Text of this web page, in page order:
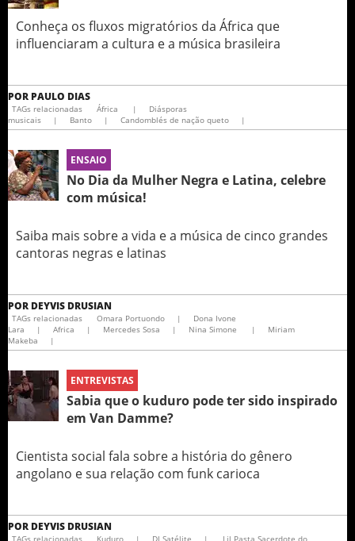
Conheça os fluxos migratórios da África que
influenciaram a cultura e a música brasileira
POR PAULO DIAS
TAGs relacionadas África |
Diásporas
musicais
| Banto | Candomblés de nação queto |
ENSAIO
No Dia da Mulher Negra e Latina, celebre
com música!
Saiba mais sobre a vida e a música de cinco grandes
cantoras negras e latinas
POR DEYVIS DRUSIAN
TAGs relacionadas Omara Portuondo |
Dona Ivone
Lara
| Africa | Mercedes Sosa | Nina Simone |
Miriam
Makeba
|
ENTREVISTAS
Sabia que o kuduro pode ter sido inspirado
em Van Damme?
Cientista social fala sobre a história do gênero
angolano e sua relação com funk carioca
POR DEYVIS DRUSIAN
TAGs relacionadas Kuduro | DJ Satélite | Lil Pasta Sacerdote do